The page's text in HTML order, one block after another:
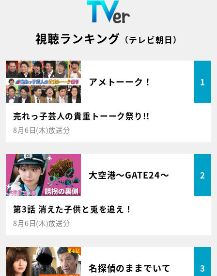
視聴ランキング （テレビ朝日）
アメトーーク！ 1
売れっ子芸人の貴重トーーク祭り!!
8月6日(木)放送分
大空港～GATE24～ 2
第3話 消えた子供と兎を追え！
8月6日(木)放送分
名探偵のままでいて 3